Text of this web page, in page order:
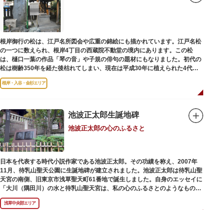
根岸御行の松は、江戸名所図会や広重の錦絵にも描かれています。江戸名松
の一つに数えられ、根岸4丁目の西蔵院不動堂の境内にあります。この松
は、樋口一葉の作品「琴の音」や子規の俳句の題材にもなりました。初代の
松は樹齢350年を経た後枯れてしまい、現在は平成30年に植えられた4代目
の松になります。
根岸・入谷・金杉エリア
池波正太郎生誕地碑
池波正太郎の心のふるさと
日本を代表する時代小説作家である池波正太郎。その功績を称え、2007年
11月、待乳山聖天公園に生誕地碑が建立されました。池波正太郎は待乳山聖
天宮の南側、旧東京市浅草聖天町61番地で誕生しました。自身のエッセイに
「大川（隅田川）の水と待乳山聖天宮は、私の心のふるさとのようなもの
だ」（『東京の情景「大川と待乳山聖天宮」』より）と記しており、小説の
舞台にも待乳山や近くの今戸、橋場などをたびたび登場させています。
浅草中央部エリア